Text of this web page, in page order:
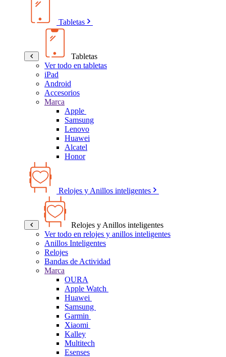
Tabletas
Tabletas
Ver todo en tabletas
iPad
Android
Accesorios
Marca
Apple
Samsung
Lenovo
Huawei
Alcatel
Honor
Relojes y Anillos inteligentes
Relojes y Anillos inteligentes
Ver todo en relojes y anillos inteligentes
Anillos Inteligentes
Relojes
Bandas de Actividad
Marca
OURA
Apple Watch
Huawei
Samsung
Garmin
Xiaomi
Kalley
Multitech
Esenses